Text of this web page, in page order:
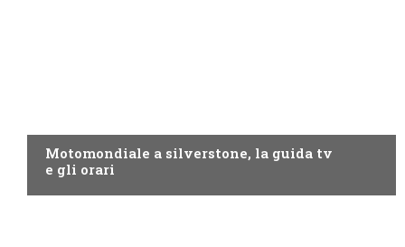
Motomondiale a silverstone, la guida tv
e gli orari